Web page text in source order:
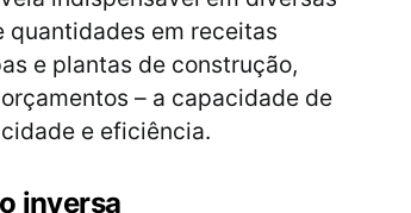
quantidades em receitas
e plantas de construção,
– a capacidade de
e eficiência.
inversa